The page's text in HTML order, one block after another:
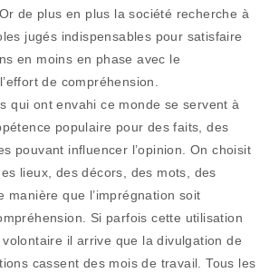
de plus en plus la société recherche à
jugés indispensables pour satisfaire
en moins en phase avec le
de compréhension.
qui ont envahi ce monde se servent à
populaire pour des faits, des
pouvant influencer l’opinion. On choisit
lieux, des décors, des mots, des
manière que l’imprégnation soit
Si parfois cette utilisation
il arrive que la divulgation de
cassent des mois de travail. Tous les